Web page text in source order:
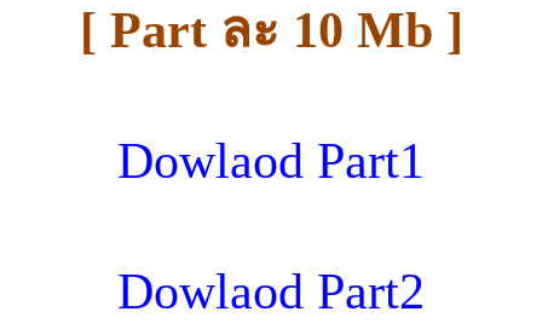
[ Part ละ 10 Mb ]
Dowlaod Part1
Dowlaod Part2